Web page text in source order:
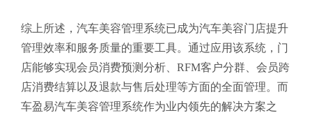
综上所述，汽车美容管理系统已成为汽车美容门店提升
管理效率和服务质量的重要工具。通过应用该系统，门
店能够实现会员消费预测分析、RFM客户分群、会员跨
店消费结算以及退款与售后处理等方面的全面管理。而
车盈易汽车美容管理系统作为业内领先的解决方案之